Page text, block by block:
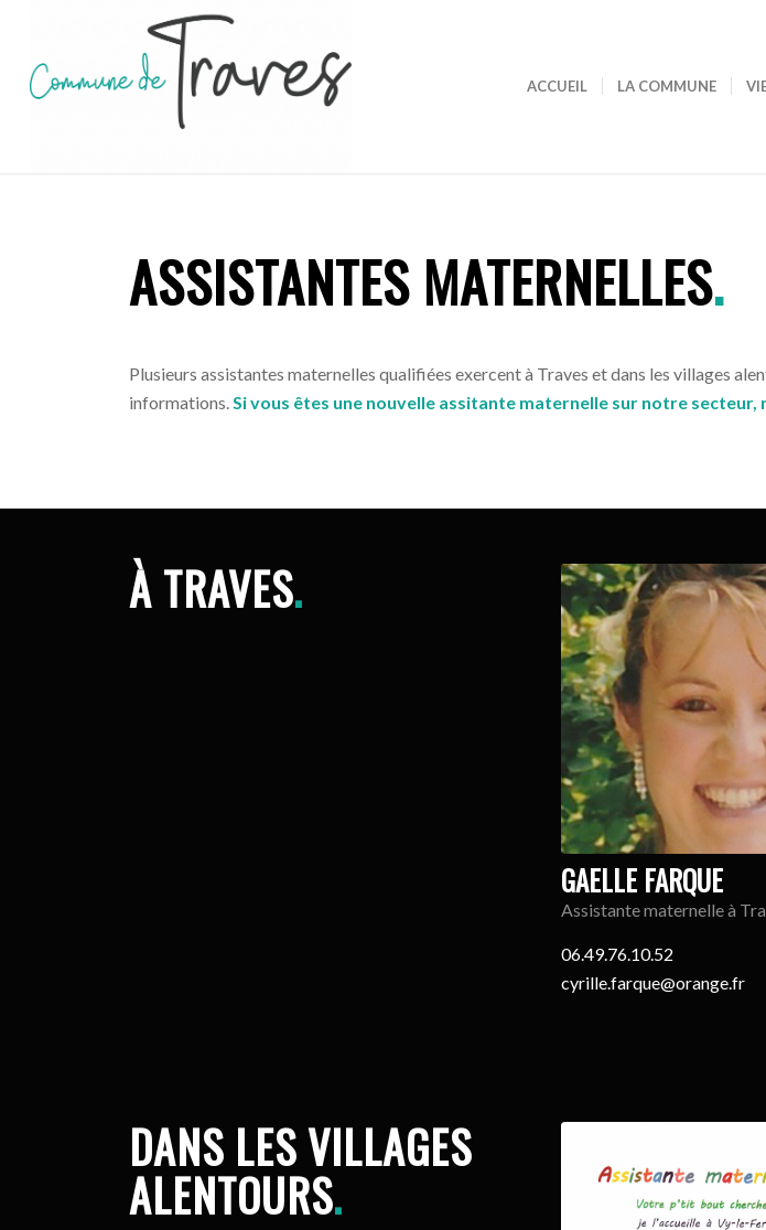
ACCUEIL LA COMMUNE
ASSISTANTES MATERNELLES.
Plusieurs assistantes maternelles qualifiées exercent à Traves et dans les villages
informations. Si vous êtes une nouvelle assitante maternelle sur notre secteur,
À TRAVES.
GAELLE FARQUE
Assistante maternelle à
06.49.76.10.52
cyrille.farque@orange.fr
DANS LES VILLAGES
ALENTOURS.